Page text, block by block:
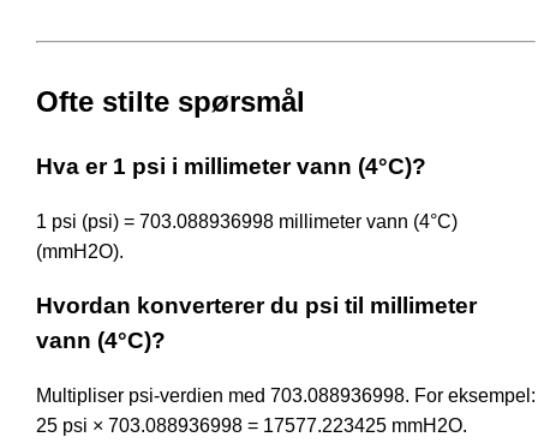
Ofte stilte spørsmål
Hva er 1 psi i millimeter vann (4°C)?
1 psi (psi) = 703.088936998 millimeter vann (4°C)
(mmH2O).
Hvordan konverterer du psi til millimeter
vann (4°C)?
Multipliser psi-verdien med 703.088936998. For eksempel:
25 psi × 703.088936998 = 17577.223425 mmH2O.